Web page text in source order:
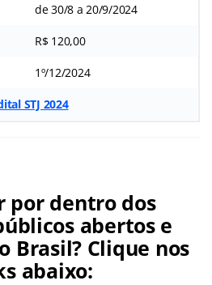
de 30/8 a 20/9/2024
R$ 120,00
1º/12/2024
STJ 2024
por dentro dos
abertos e
Brasil? Clique nos
abaixo: